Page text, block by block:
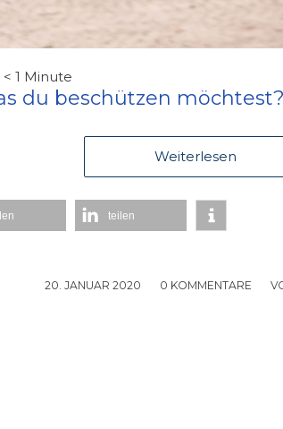
< 1 Minute
du beschützen möchtest?
Weiterlesen
teilen
20. JANUAR 2020
/ 0 KOMMENTARE
/